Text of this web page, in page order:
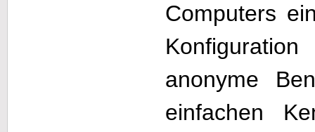
Computers
anonyme
einfachen